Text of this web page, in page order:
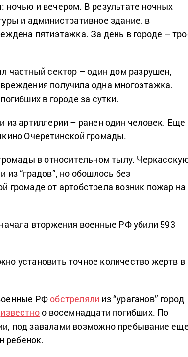
ночью и вечером. В результате ночных
и административное здание, в
пятиэтажка. За день в городе –
частный сектор – один дом разрушен,
получила одна многоэтажка.
в городе за сутки.
из артиллерии – ранен один человек. Еще
Очеретинской громады.
в относительном тылу.
из “градов”, но обошлось без
громаде от артобстрела возник пожар на
вторжения военные РФ убили 593
установить точное количество жертв в
РФ обстреляли из “ураганов” город
известноо восемнадцати погибших. По
под завалами возможно пребывание
ребенок.